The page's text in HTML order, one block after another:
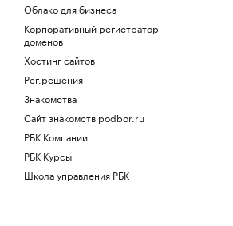
Облако для бизнеса
Корпоративный регистратор
доменов
Хостинг сайтов
Рег.решения
Знакомства
Сайт знакомств podbor.ru
РБК Компании
РБК Курсы
Школа управления РБК